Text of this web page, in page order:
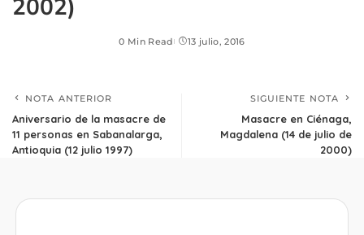
2002)
0 Min Read 13 julio, 2016
NOTA ANTERIOR
Aniversario de la masacre de
11 personas en Sabanalarga,
Antioquia (12 julio 1997)
SIGUIENTE NOTA
Masacre en Ciénaga,
Magdalena (14 de julio de
2000)